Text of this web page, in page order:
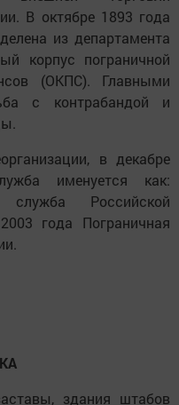
В октябре 1893 года
из департамента
корпус пограничной
(ОКПС). Главными
с контрабандой и
в декабре
именуется как:
служба Российской
года Пограничная
здания штабов